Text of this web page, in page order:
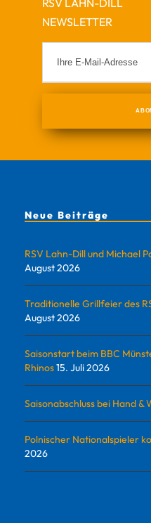
NEWSLETTER
Neue Beiträge
RSV Lahn-Dill und Michael
August 2026
Traditionelle Grillfeier des
August 2026
Saisonstart beim BBC
Rhinos15. Juli 2026
Saisonabschluss bei Hand &
Polnischer Nationalspieler
2026